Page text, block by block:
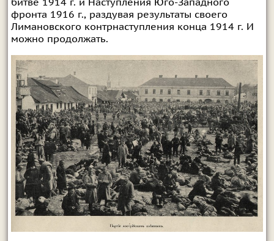
битве 1914 г. и Наступления Юго-Западного
фронта 1916 г., раздувая результаты своего
Лимановского контрнаступления конца 1914 г. И
можно продолжать.